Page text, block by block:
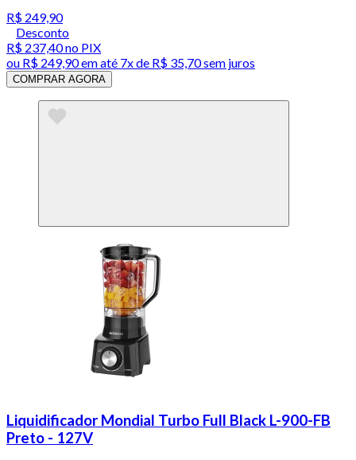
R$ 249,90
Desconto
R$ 237,40no PIX
ou R$ 249,90em até 7x de R$ 35,70 sem juros
COMPRAR AGORA
Liquidificador Mondial Turbo Full Black L-900-FB
Preto - 127V